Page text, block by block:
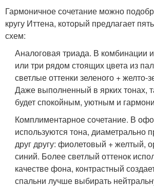
Гармоничное сочетание можно
кругу Иттена, который предлагает
схем:
Аналоговая триада. В комбинации
или три рядом стоящих цвета из
светлые оттенки зеленого + желто-
Даже выполненный в ярких тонах,
будет спокойным, уютным и
Комплиментарное сочетание. В
используются тона, диаметрально
друг другу: фиолетовый + желтый,
синий. Более светлый оттенок
качестве фона, контрастный
спальни лучше выбирать